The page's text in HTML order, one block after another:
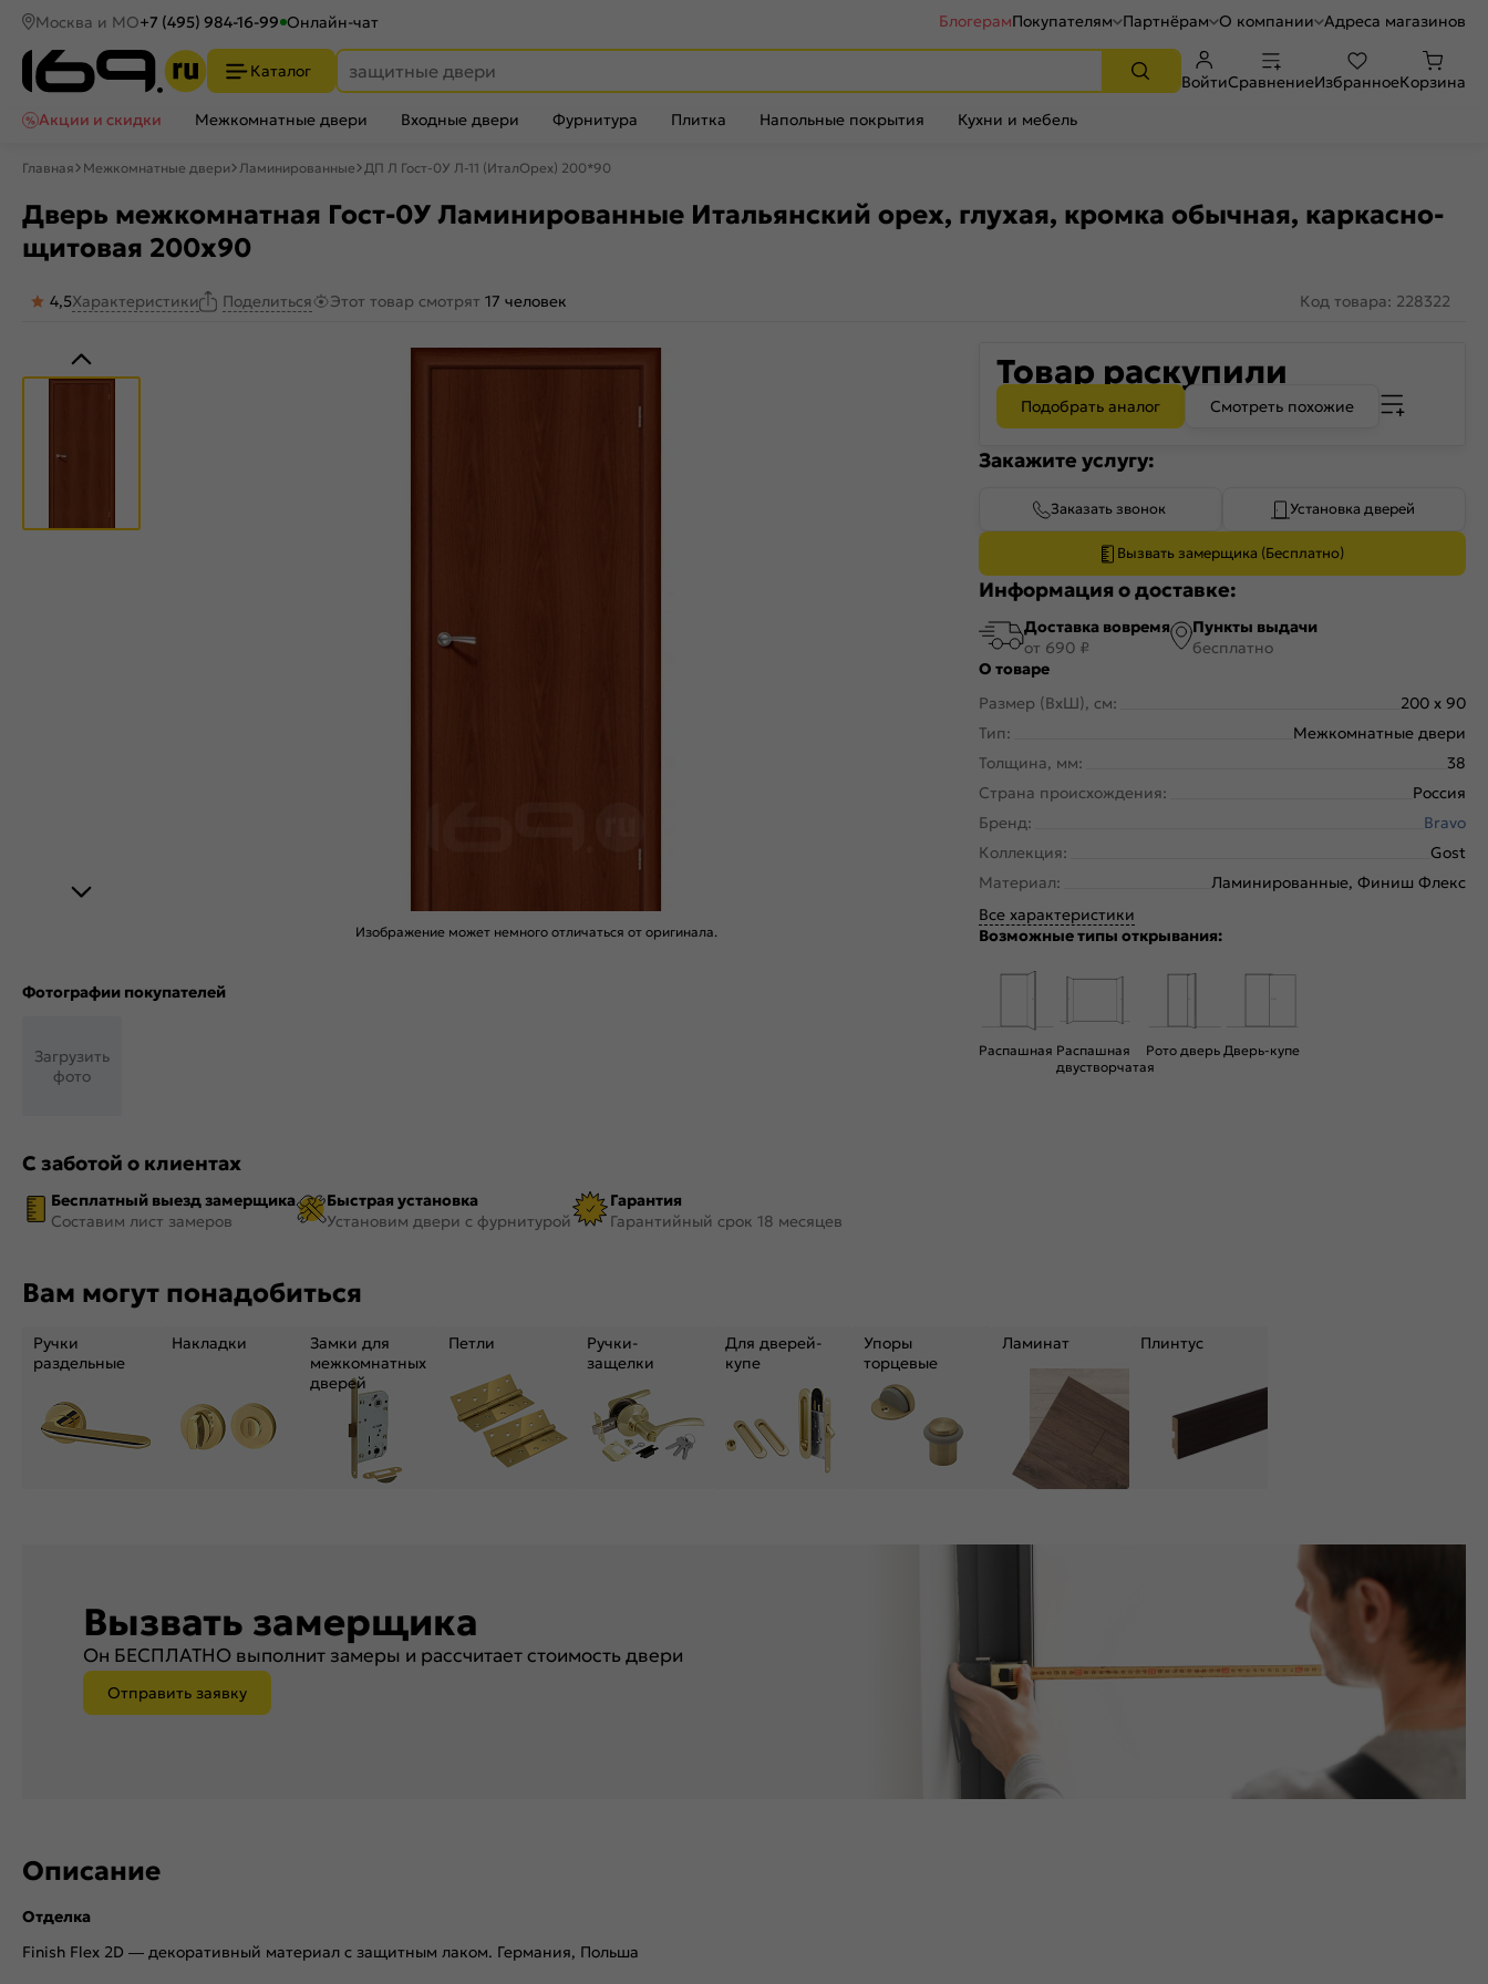
Москва и МО+7 (495) 984-16-99 Онлайн-чат БлогерамПокупателям Партнёрам О компании Адреса магазинов
Каталог
ВойтиСравнениеИзбранноеКорзина
Акции и скидки
Межкомнатные двери Входные двери Фурнитура Плитка Напольные покрытия Кухни и мебель
Главная Межкомнатные двери Ламинированные ДП Л Гост-0У Л-11 (ИталОрех) 200*90
Дверь межкомнатная Гост-0У Ламинированные Итальянский орех, глухая, кромка обычная, каркасно-
щитовая 200x90
4,5Характеристики Поделиться Этот товар смотрят 17 человек Код товара: 228322
Изображение может немного отличаться от оригинала.
Фотографии покупателей
Загрузить
фото
С заботой о клиентах
Бесплатный выезд замерщика
Составим лист замеров
Быстрая установка
Установим двери с фурнитурой
Гарантия
Гарантийный срок 18 месяцев
Товар раскупили
Подобрать аналог Смотреть похожие
Закажите услугу:
Заказать звонок Установка дверей
Вызвать замерщика (Бесплатно)
Информация о доставке:
Доставка вовремя
от 690 ₽
Пункты выдачи
бесплатно
О товаре
Размер (ВхШ), см:
200 x 90
Тип:
Межкомнатные двери
Толщина, мм:
38
Страна происхождения:
Россия
Бренд:
Bravo
Коллекция:
Gost
Материал:
Ламинированные, Финиш Флекс
Все характеристики
Возможные типы открывания:
Распашная Распашная
двустворчатая
Рото дверь Дверь-купе
Вам могут понадобиться
Ручки
раздельные
Накладки
Замки для
межкомнатных
дверей
Петли
Ручки-
защелки
Для дверей-
купе
Упоры
торцевые
Ламинат Плинтус
Вызвать замерщика
Он БЕСПЛАТНО выполнит замеры и рассчитает стоимость двери
Отправить заявку
Описание
Отделка
Finish Flex 2D — декоративный материал с защитным лаком. Германия, Польша